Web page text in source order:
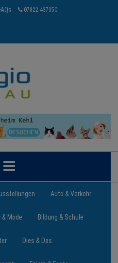
07822-437350
Auto & Verkehr
& Mode Bildung & Schule
Dies & Das